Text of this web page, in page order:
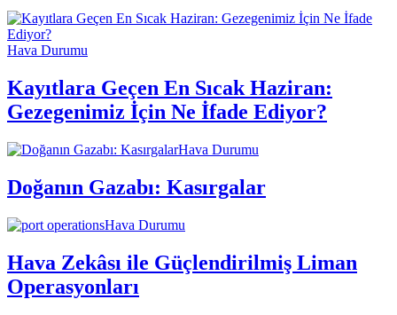
Hava Durumu
Kayıtlara Geçen En Sıcak Haziran:
Gezegenimiz İçin Ne İfade Ediyor?
Hava Durumu
Doğanın Gazabı: Kasırgalar
Hava Durumu
Hava Zekâsı ile Güçlendirilmiş Liman
Operasyonları